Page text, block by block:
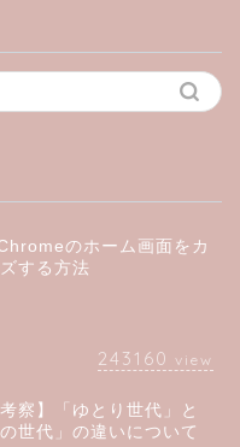
のホーム画面をカ
する方法
243160 view
考察】「ゆとり世代」と
の世代」の違いについて